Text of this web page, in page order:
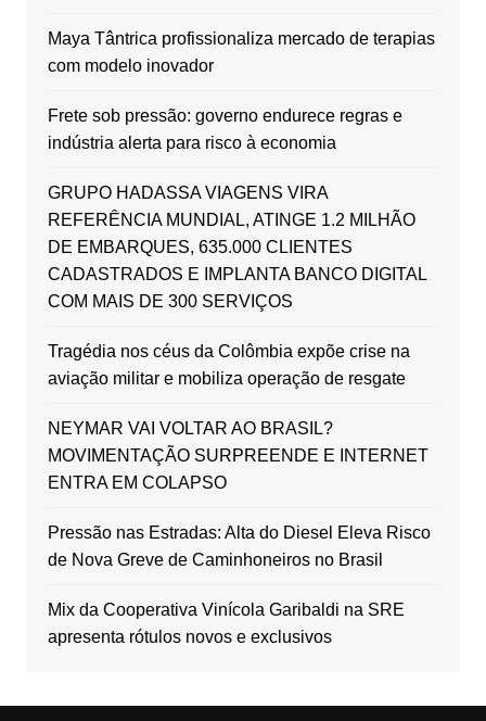
Maya Tântrica profissionaliza mercado de terapias
com modelo inovador
Frete sob pressão: governo endurece regras e
indústria alerta para risco à economia
GRUPO HADASSA VIAGENS VIRA
REFERÊNCIA MUNDIAL, ATINGE 1.2 MILHÃO
DE EMBARQUES, 635.000 CLIENTES
CADASTRADOS E IMPLANTA BANCO DIGITAL
COM MAIS DE 300 SERVIÇOS
Tragédia nos céus da Colômbia expõe crise na
aviação militar e mobiliza operação de resgate
NEYMAR VAI VOLTAR AO BRASIL?
MOVIMENTAÇÃO SURPREENDE E INTERNET
ENTRA EM COLAPSO
Pressão nas Estradas: Alta do Diesel Eleva Risco
de Nova Greve de Caminhoneiros no Brasil
Mix da Cooperativa Vinícola Garibaldi na SRE
apresenta rótulos novos e exclusivos